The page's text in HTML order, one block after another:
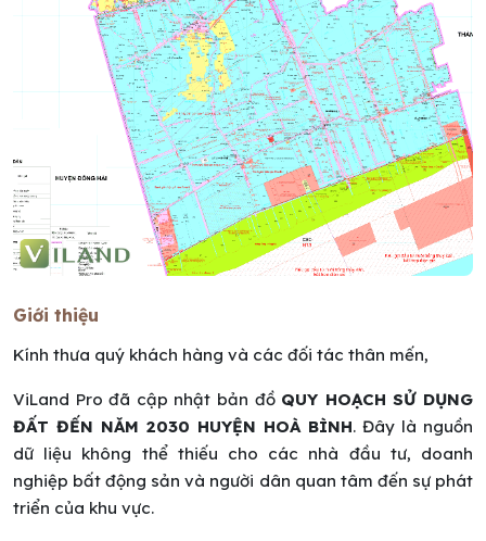
Giới thiệu
Kính thưa quý khách hàng và các đối tác thân mến,
ViLand Pro đã cập nhật bản đồ QUY HOẠCH SỬ DỤNG
ĐẤT ĐẾN NĂM 2030 HUYỆN HOÀ BÌNH. Đây là nguồn
dữ liệu không thể thiếu cho các nhà đầu tư, doanh
nghiệp bất động sản và người dân quan tâm đến sự phát
triển của khu vực.